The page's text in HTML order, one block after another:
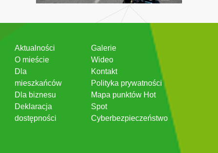
Aktualności
O mieście
Dla
mieszkańców
Dla biznesu
Deklaracja
dostępności
Galerie
Wideo
Kontakt
Polityka prywatności
Mapa punktów Hot
Spot
Cyberbezpieczeństwo